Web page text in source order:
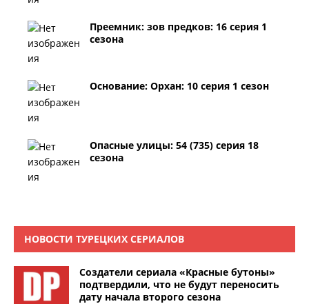
Преемник: зов предков: 16 серия 1
сезона
Основание: Орхан: 10 серия 1 сезон
Опасные улицы: 54 (735) серия 18
сезона
НОВОСТИ ТУРЕЦКИХ СЕРИАЛОВ
Создатели сериала «Красные бутоны»
подтвердили, что не будут переносить
дату начала второго сезона